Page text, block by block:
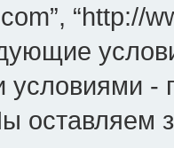
“http://
условиями
оставляем